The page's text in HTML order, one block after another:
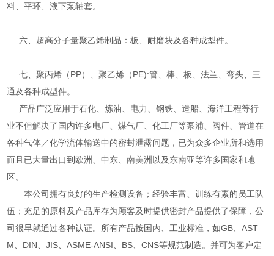
料、平环、液下泵轴套。
六、超高分子量聚乙烯制品：板、耐磨块及各种成型件。
七、聚丙烯（PP）、聚乙烯（PE):管、棒、板、法兰、弯头、三
通及各种成型件。
产品广泛应用于石化、炼油、电力、钢铁、造船、海洋工程等行
业不但解决了国内许多电厂、煤气厂、化工厂等泵浦、阀件、管道在
各种气体／化学流体输送中的密封泄露问题，已为众多企业所和选用
而且已大量出口到欧洲、中东、南美洲以及东南亚等许多国家和地
区。
本公司拥有良好的生产检测设备；经验丰富、训练有素的员工队
伍；充足的原料及产品库存为顾客及时提供密封产品提供了保障，公
司很早就通过各种认证。所有产品按国内、工业标准，如GB、AST
M、DIN、JIS、ASME-ANSI、BS、CNS等规范制造。并可为客户定